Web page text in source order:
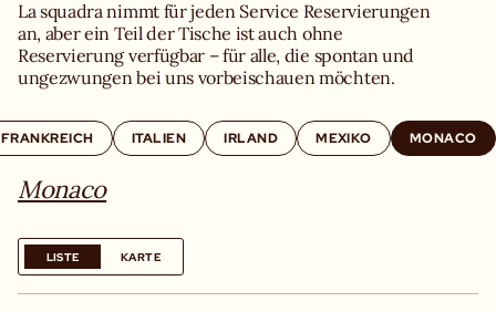
La squadra nimmt für jeden Service Reservierungen
an, aber ein Teil der Tische ist auch ohne
Reservierung verfügbar – für alle, die spontan und
ungezwungen bei uns vorbeischauen möchten.
FRANKREICH ITALIEN IRLAND MEXIKO MONACO
Monaco
LISTE KARTE